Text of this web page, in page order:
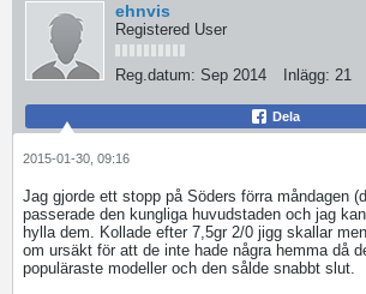
ehnvis
Registered User
Reg.datum: Sep 2014 Inlägg: 21
Dela
2015-01-30, 09:16
Jag gjorde ett stopp på Söders förra måndagen
passerade den kungliga huvudstaden och jag
hylla dem. Kollade efter 7,5gr 2/0 jigg skallar
om ursäkt för att de inte hade några hemma då
populäraste modeller och den sålde snabbt slut.